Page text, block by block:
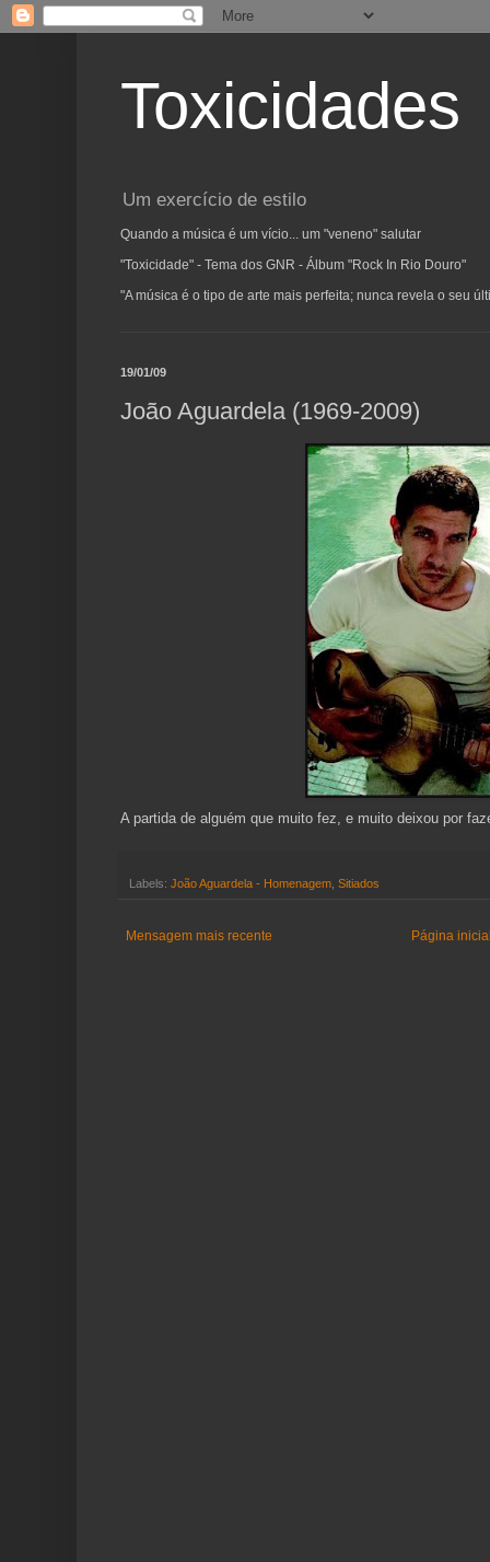
Toxicidades
Um exercício de estilo
Quando a música é um vício... um "veneno" salutar
"Toxicidade" - Tema dos GNR - Álbum "Rock In Rio Douro"
"A música é o tipo de arte mais perfeita; nunca revela o seu
19/01/09
João Aguardela (1969-2009)
A partida de alguém que muito fez, e muito deixou por
Labels: João Aguardela - Homenagem Sitiados
Mensagem mais recente Página